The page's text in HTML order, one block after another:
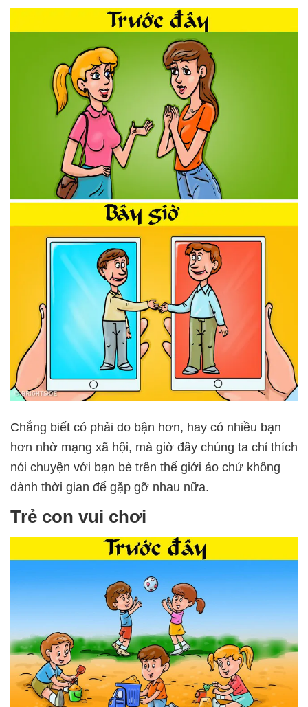
Chẳng biết có phải do bận hơn, hay có nhiều bạn
hơn nhờ mạng xã hội, mà giờ đây chúng ta chỉ thích
nói chuyện với bạn bè trên thế giới ảo chứ không
dành thời gian để gặp gỡ nhau nữa.
Trẻ con vui chơi